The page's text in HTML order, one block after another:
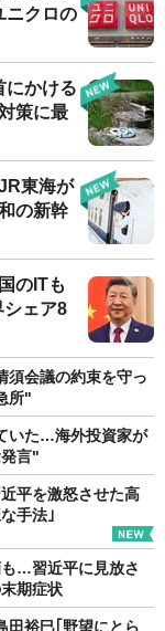
ニクロの
にかける
策に最
東海が
の新幹
のITも
シェア8
須会議の約束を守っ
所"
いた…海外投資家が
言"
平を激怒させた高
手法｣
…習近平に見放さ
期症状
田裕巳｢野望にとら